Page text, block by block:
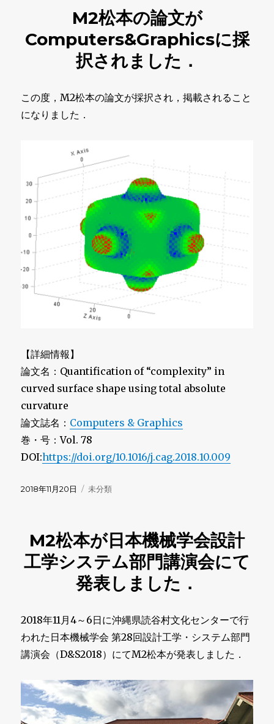
ー
M2松本の論文が
Computers&Graphicsに採
択されました．
この度，M2松本の論文が採択され，掲載されること
になりました．
【詳細情報】
論文名：Quantification of “complexity” in
curved surface shape using total absolute
curvature
論文誌名： Computers & Graphics
巻・号：Vol. 78
DOI:https://doi.org/10.1016/j.cag.2018.10.009
投
2018年11月20日
カ
ー
未分類
M2松本が日本機械学会設計
工学システム部門講演会にて
発表しました．
2018年11月4～6日に沖縄県読谷村文化センターで行
われた日本機械学会 第28回設計工学・システム部門
講演会（D&S2018）にてM2松本が発表しました．